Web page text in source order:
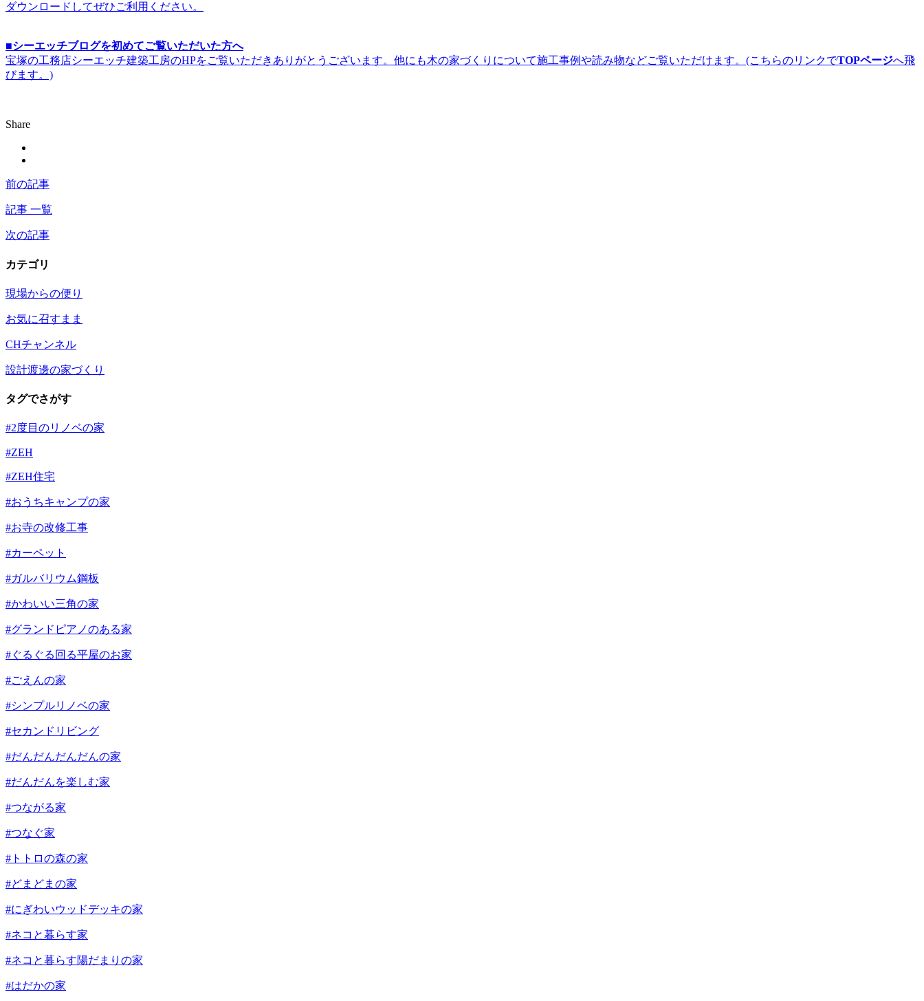
ダウンロードしてぜひご利用ください。
■シーエッチブログを初めてご覧いただいた方へ
宝塚の工務店シーエッチ建築工房のHPをご覧いただきありがとうございます。他にも木の家づくりについて施工事例や読み物などご覧いただけます。(こちらのリンクでTOPページへ飛
びます。)
Share
前の記事
記事 一覧
次の記事
カテゴリ
現場からの便り
お気に召すまま
CHチャンネル
設計渡邊の家づくり
タグでさがす
#2度目のリノベの家
#ZEH
#ZEH住宅
#おうちキャンプの家
#お寺の改修工事
#カーペット
#ガルバリウム鋼板
#かわいい三角の家
#グランドピアノのある家
#ぐるぐる回る平屋のお家
#ごえんの家
#シンプルリノベの家
#セカンドリビング
#だんだんだんだんの家
#だんだんを楽しむ家
#つながる家
#つなぐ家
#トトロの森の家
#どまどまの家
#にぎわいウッドデッキの家
#ネコと暮らす家
#ネコと暮らす陽だまりの家
#はだかの家